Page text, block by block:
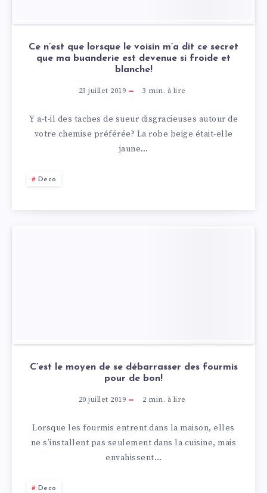
Ce n’est que lorsque le voisin m’a dit ce secret
que ma buanderie est devenue si froide et
blanche!
23 juillet 2019 3 min. à lire
Y a-t-il des taches de sueur disgracieuses autour de
votre chemise préférée? La robe beige était-elle
jaune…
Deco
C’est le moyen de se débarrasser des fourmis
pour de bon!
20 juillet 2019 2 min. à lire
Lorsque les fourmis entrent dans la maison, elles
ne s’installent pas seulement dans la cuisine, mais
envahissent…
Deco